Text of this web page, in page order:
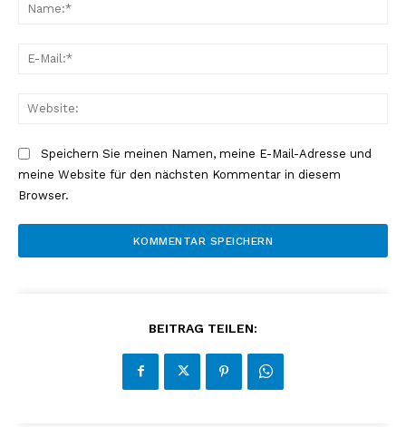
Speichern Sie meinen Namen, meine E-Mail-Adresse und
meine Website für den nächsten Kommentar in diesem
Browser.
BEITRAG TEILEN: